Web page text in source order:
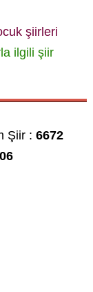
şiirleri
ilgili şiir
Şiir :6672